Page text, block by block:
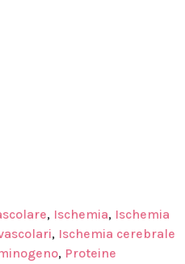
, Ischemia, Ischemia
, Ischemia cerebrale
, Proteine